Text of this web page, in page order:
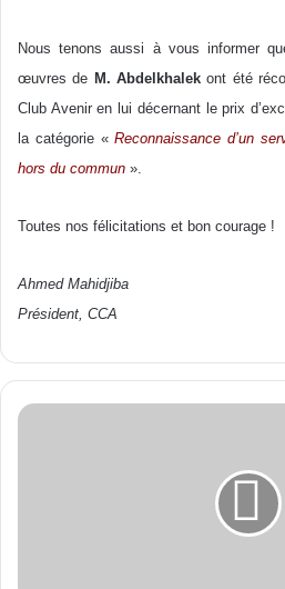
Nous tenons aussi à vous informer
œuvres de M. Abdelkhalek ont été
Club Avenir en lui décernant le prix
la catégorie «Reconnaissance d’un
hors du commun ».
Toutes nos félicitations et bon courage !
Ahmed Mahidjiba
Président, CCA